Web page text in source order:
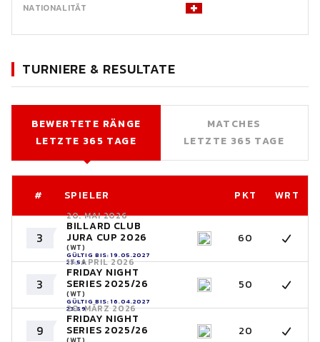
NATIONALITÄT
TURNIERE & RESULTATE
BEWERTETE RÄNGE
LETZTE 365 TAGE
MATCHES
LETZTE 365 TAGE
# SPIELER PKT WRT
3
20. MAI 2026
BILLARD CLUB
JURA CUP 2026
(WT)
GÜLTIG BIS: 19.05.2027
23:59
60
3
17. APRIL 2026
FRIDAY NIGHT
SERIES 2025/26
(WT)
GÜLTIG BIS: 16.04.2027
23:59
50
9
20. MÄRZ 2026
FRIDAY NIGHT
SERIES 2025/26 20